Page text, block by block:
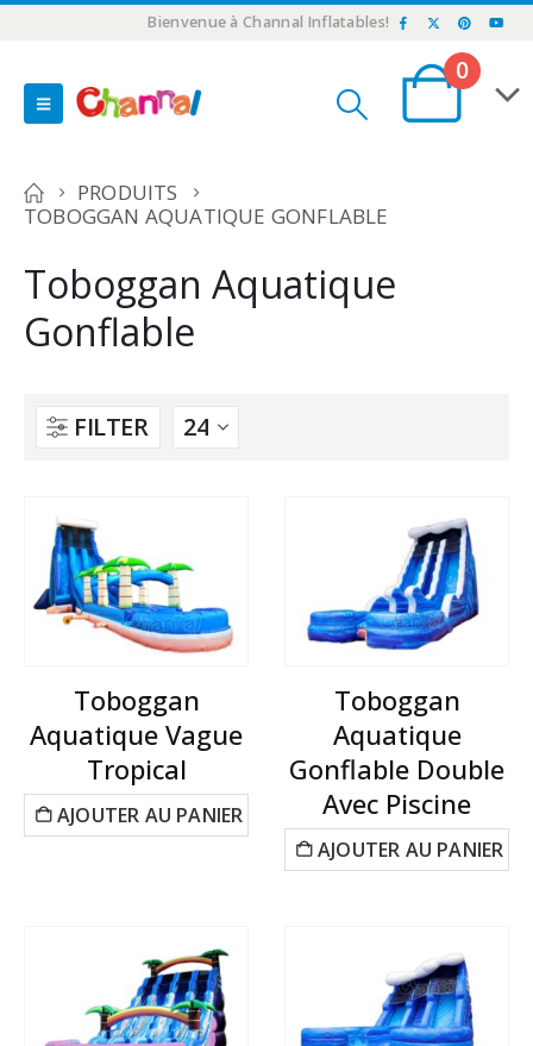
Bienvenue à Channal Inflatables!
0
PRODUITS
TOBOGGAN AQUATIQUE GONFLABLE
Toboggan Aquatique
Gonflable
FILTER
Toboggan
Aquatique Vague
Tropical
AJOUTER AU PANIER
Toboggan
Aquatique
Gonflable Double
Avec Piscine
AJOUTER AU PANIER